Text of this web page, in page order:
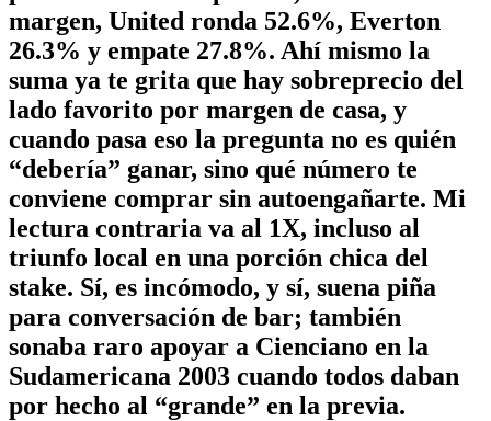
margen, United ronda 52.6%, Everton
26.3% y empate 27.8%. Ahí mismo la
suma ya te grita que hay sobreprecio del
lado favorito por margen de casa, y
cuando pasa eso la pregunta no es quién
“debería” ganar, sino qué número te
conviene comprar sin autoengañarte. Mi
lectura contraria va al 1X, incluso al
triunfo local en una porción chica del
stake. Sí, es incómodo, y sí, suena piña
para conversación de bar; también
sonaba raro apoyar a Cienciano en la
Sudamericana 2003 cuando todos daban
por hecho al “grande” en la previa.